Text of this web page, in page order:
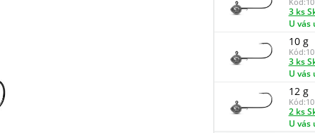
3 ks
U vás
10 g
Kód:
3 ks
U vás
12 g
Kód:
2 ks
U vás